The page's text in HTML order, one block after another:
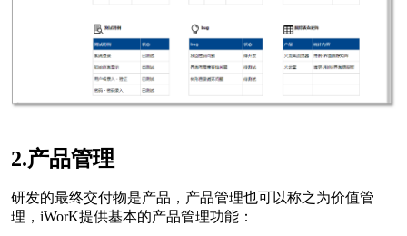
2.产品管理
研发的最终交付物是产品，产品管理也可以称之为价值管
理，iWorK提供基本的产品管理功能：